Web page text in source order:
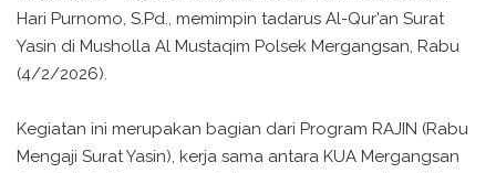
Hari Purnomo, S.Pd., memimpin tadarus Al-Qur’an Surat
Yasin di Musholla Al Mustaqim Polsek Mergangsan, Rabu
(4/2/2026).
Kegiatan ini merupakan bagian dari Program RAJIN (Rabu
Mengaji Surat Yasin), kerja sama antara KUA Mergangsan